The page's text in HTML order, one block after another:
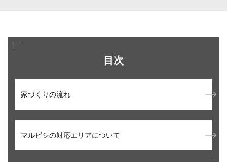
目次
家づくりの流れ
マルビシの対応エリアについて